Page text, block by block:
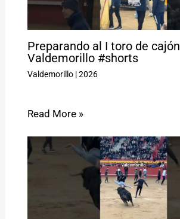
Preparando al I toro de cajón
Valdemorillo #shorts
Valdemorillo|2026
Read More »